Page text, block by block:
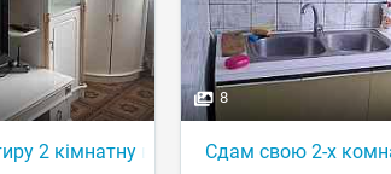
2 кімнатну в 602 мкр
8
Сдам свою 2-х